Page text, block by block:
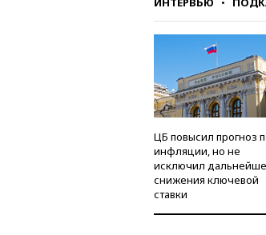
СТИЛЬ ТЕСТЫ
ЦБ повысил прогноз
инфляции, но не
исключил
снижения ключевой
ставки